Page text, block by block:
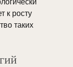
к росту
таких